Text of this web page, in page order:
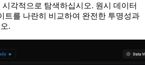
각적으로 탐색하십시오. 원시 데이터
트를 나란히 비교하여 완전한 투명성과
.